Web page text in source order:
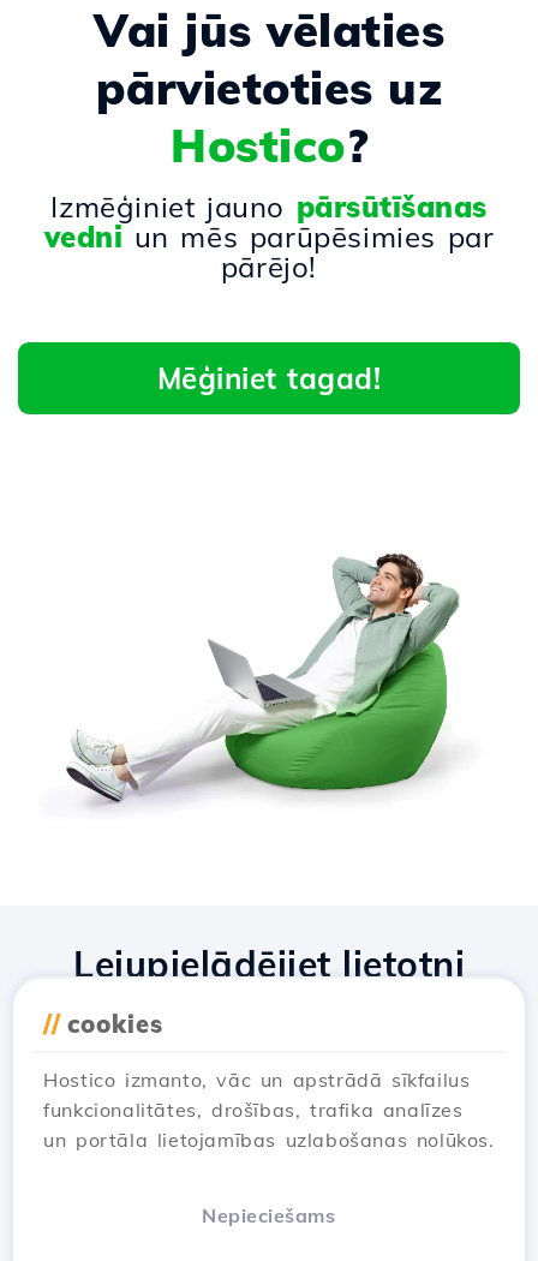
Vai jūs vēlaties
pārvietoties uz
Hostico?
Izmēģiniet jauno pārsūtīšanas
vedni un mēs parūpēsimies par
pārējo!
Mēģiniet tagad!
// cookies
Hostico izmanto, vāc un apstrādā sīkfailus
funkcionalitātes, drošības, trafika analīzes
un portāla lietojamības uzlabošanas nolūkos.
Nepieciešams
Lejupielādējiet lietotni